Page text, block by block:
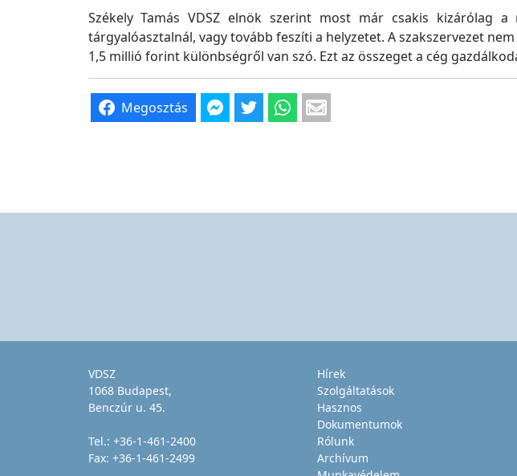
Székely Tamás VDSZ elnök szerint most már csakis kizárólag
tárgyalóasztalnál, vagy tovább feszíti a helyzetet. A szakszervezet
1,5 millió forint különbségről van szó. Ezt az összeget a cég
Megosztás
VDSZ
1068 Budapest,
Benczúr u. 45.
Tel.: +36-1-461-2400
Fax: +36-1-461-2499
Hírek
Szolgáltatások
Hasznos
Dokumentumok
Rólunk
Archívum